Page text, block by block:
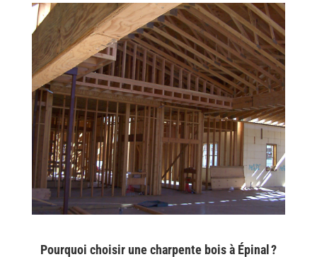
Pourquoi choisir une charpente bois à Épinal ?